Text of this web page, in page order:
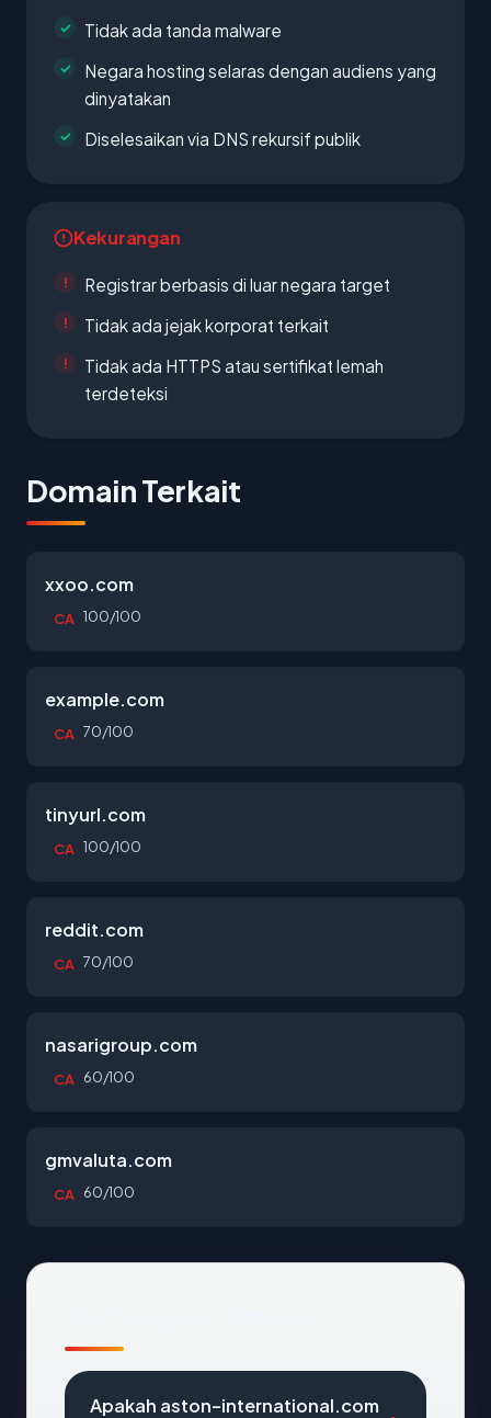
Tidak ada tanda malware
Negara hosting selaras dengan audiens yang
dinyatakan
Diselesaikan via DNS rekursif publik
Kekurangan
Registrar berbasis di luar negara target
Tidak ada jejak korporat terkait
Tidak ada HTTPS atau sertifikat lemah
terdeteksi
Domain Terkait
xxoo.com
CA 100/100
example.com
CA 70/100
tinyurl.com
CA 100/100
reddit.com
CA 70/100
nasarigroup.com
CA 60/100
gmvaluta.com
CA 60/100
Apakah aston-international.com